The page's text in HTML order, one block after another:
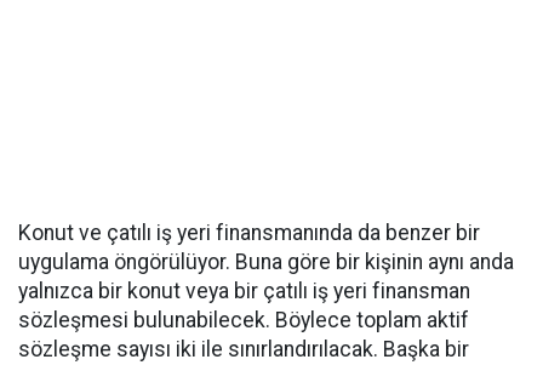
Konut ve çatılı iş yeri finansmanında da benzer bir
uygulama öngörülüyor. Buna göre bir kişinin aynı anda
yalnızca bir konut veya bir çatılı iş yeri finansman
sözleşmesi bulunabilecek. Böylece toplam aktif
sözleşme sayısı iki ile sınırlandırılacak. Başka bir